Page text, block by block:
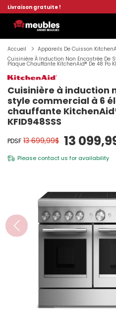
Livraison gratuite !
Accueil Appareils De Cuisson
Cuisinière À Induction Non Encastrée De
Plaque Chauffante KitchenAid® De 48 Po
Cuisinière à induction
style commercial à 6
chauffante
KFID948SSS
PDSF 13 699,99$ 13
Please contact us for availability